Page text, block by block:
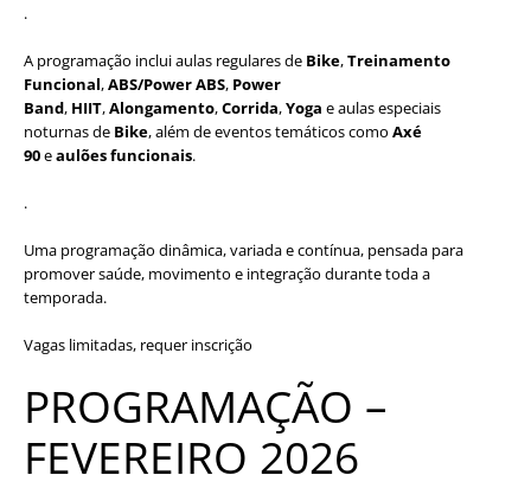
.
A programação inclui aulas regulares de Bike,Treinamento
Funcional,ABS/Power ABS, Power
Band, HIIT,Alongamento,Corrida,Yoga e aulas especiais
noturnas de Bike, além de eventos temáticos como Axé
90eaulões funcionais.
.
Uma programação dinâmica, variada e contínua, pensada para
promover saúde, movimento e integração durante toda a
temporada.
Vagas limitadas, requer inscrição
PROGRAMAÇÃO –
FEVEREIRO 2026